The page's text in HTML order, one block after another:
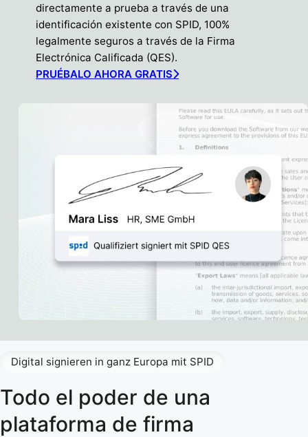
directamente a prueba a través de una
identificación existente con SPID, 100%
legalmente seguros a través de la Firma
Electrónica Calificada (QES).
PRUÉBALO AHORA GRATIS
Todo el poder de una
plataforma de firma
Digital signieren in ganz Europa mit SPID